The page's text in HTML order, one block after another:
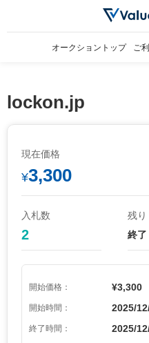
オークショントップ ご
lockon.jp
現在価格
¥3,300
入札数
2
残り
終了
開始価格： ¥3,300
開始時間： 2025/
終了時間： 2025/